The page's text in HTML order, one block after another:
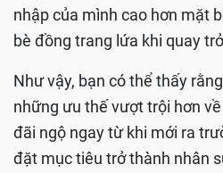
nhập của mình cao hơn mặt
bè đồng trang lứa khi quay
Như vậy, bạn có thể thấy
những ưu thế vượt trội hơn
đãi ngộ ngay từ khi mới ra
đặt mục tiêu trở thành nhân